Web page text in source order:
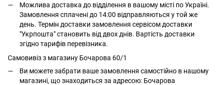
Можлива доставка до відділення в вашому місті по Україні.
Замовлення сплачені до 14:00 відправляються у той же
день. Термін доставки замовлення сервісом доставки
"Укрпошта" становить від двох днів. Вартість доставки
згідно тарифів перевізника.
Самовивіз з магазину Бочарова 60/1
Ви можете забрати ваше замовлення самостійно в нашому
магазині, що знаходиться за адресою: Бочарова